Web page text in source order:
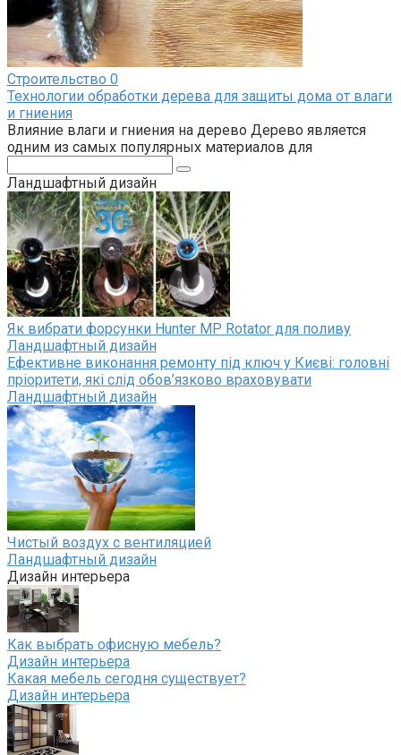
Строительство 0
Технологии обработки дерева для защиты дома от влаги
и гниения
Влияние влаги и гниения на дерево Дерево является
одним из самых популярных материалов для
Ландшафтный дизайн
Як вибрати форсунки Hunter MP Rotator для поливу
Ландшафтный дизайн
Ефективне виконання ремонту під ключ у Києві: головні
пріоритети, які слід обов’язково враховувати
Ландшафтный дизайн
Чистый воздух с вентиляцией
Ландшафтный дизайн
Дизайн интерьера
Как выбрать офисную мебель?
Дизайн интерьера
Какая мебель сегодня существует?
Дизайн интерьера